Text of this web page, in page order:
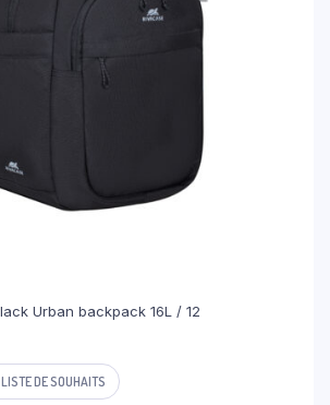
Urban backpack 16L / 12
DE SOUHAITS